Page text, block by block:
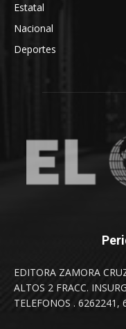
Estatal
Nacional
Deportes
EDITORA ZAMORA
ALTOS 2 FRACC.
TELEFONOS . 6262241,